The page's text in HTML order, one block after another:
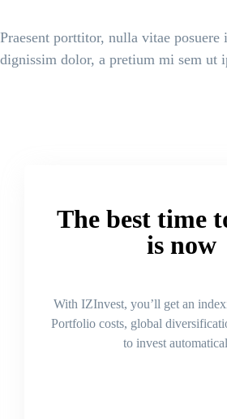
Praesent porttitor, nulla vitae
dignissim dolor, a pretium mi sem ut
The best time
is now
With IZInvest, you’ll get an
Portfolio costs, global
to invest